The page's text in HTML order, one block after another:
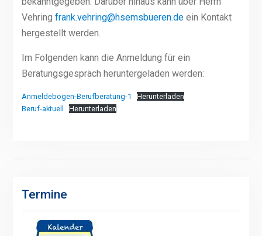
Vehring frank.vehring@hsemsbueren.deein Kontakt
hergestellt werden.
Im Folgenden kann die Anmeldung für ein
Beratungsgespräch heruntergeladen werden:
Anmeldebogen-Berufberatung-1
Herunterladen
Beruf-aktuell
Herunterladen
Termine